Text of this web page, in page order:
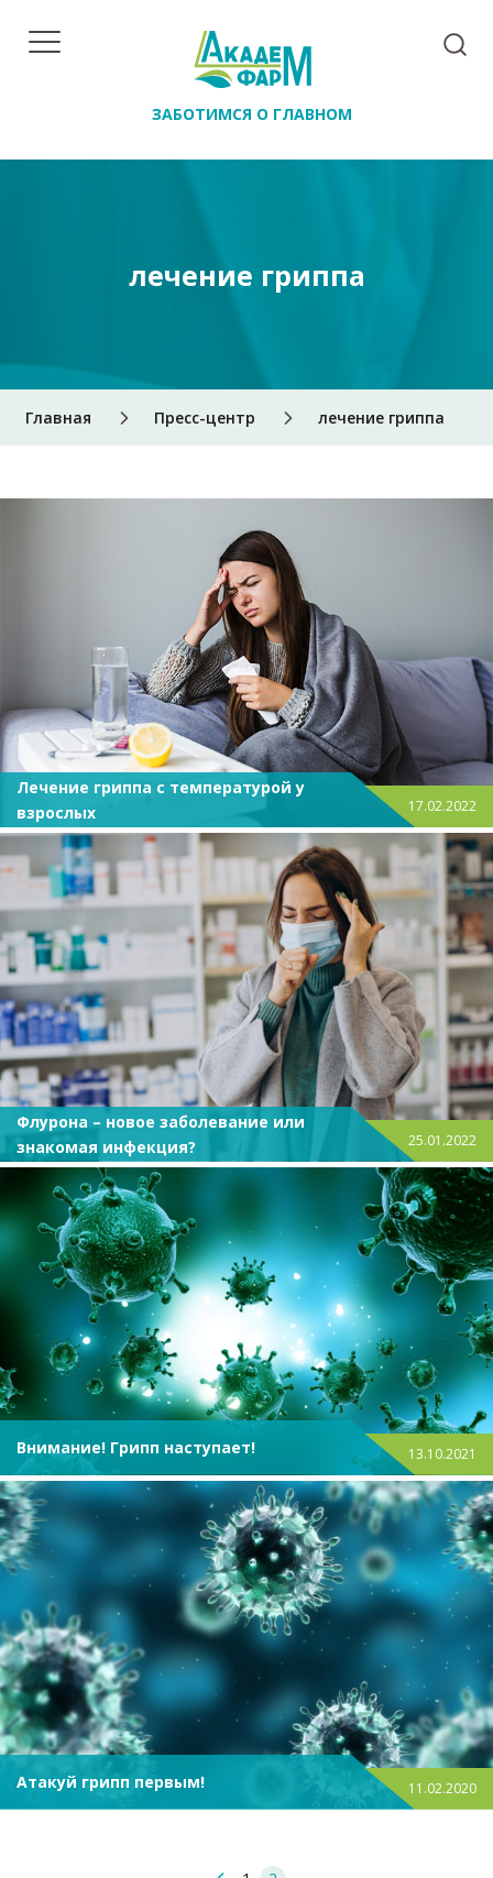
ЗАБОТИМСЯ О ГЛАВНОМ
Главная Пресс-центр лечение гриппа
лечение гриппа
Лечение гриппа с температурой у
взрослых
17.02.2022
Флурона – новое заболевание или
знакомая инфекция?
25.01.2022
Внимание! Грипп наступает! 13.10.2021
Атакуй грипп первым! 11.02.2020